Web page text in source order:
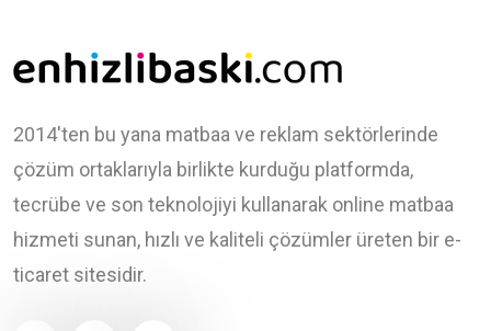
2014'ten bu yana matbaa ve reklam sektörlerinde
çözüm ortaklarıyla birlikte kurduğu platformda,
tecrübe ve son teknolojiyi kullanarak online matbaa
hizmeti sunan, hızlı ve kaliteli çözümler üreten bir e-
ticaret sitesidir.